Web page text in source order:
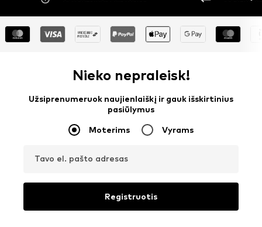
Nieko nepraleisk!
Užsiprenumeruok naujienlaiškį ir gauk išskirtinius
pasiūlymus
Moterims Vyrams
Tavo el. pašto adresas
Registruotis